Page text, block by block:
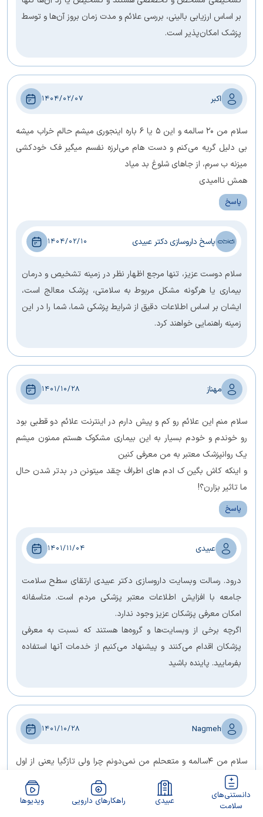
بر اساس ارزیابی بالینی، بررسی علائم و مدت زمان بروز آن‌ها و توسط
پزشک امکان‌پذیر است.
اکبر 1404/02/07
سلام من 20 سالمه و این 5 یا 6 باره اینجوری میشم حالم خراب میشه
بی دلیل گریه می‌کنم و دست هام می‌لرزه نفسم میگیر فک خودکشی
میزنه ب سرم، از جاهای شلوغ بد میاد
همش ناامیدی
پاسخ
پاسخ داروسازی دکتر عبیدی 1404/02/10
سلام دوست عزیز، تنها مرجع اظهار نظر در زمینه تشخیص و درمان
بیماری یا هرگونه مشکل مربوط به سلامتی، پزشک معالج است،
ایشان بر اساس اطلاعات دقیق از شرایط پزشکی شما، شما را در این
زمینه راهنمایی خواهند کرد.
مهناز 1401/10/28
سلام منم اين علائم رو كم و پیش دارم در اینترنت علائم دو قطبی بود
رو خوندم و خودم بسیار به این بیماری مشکوک هستم ممنون میشم
یک روانپزشک معتبر به من معرفی کنین
و اینکه کاش بگین ک ادم های اطراف چقد میتونن در بدتر شدن حال
ما تاثیر بزارن؟!
پاسخ
عبیدی 1401/11/04
درود. رسالت وبسایت داروسازی دکتر عبیدی ارتقای سطح سلامت
جامعه با افزایش اطلاعات معتبر پزشکی مردم است. متاسفانه
امکان معرفی پزشکان عزیز وجود ندارد.
اگرچه برخی از وبسایت‌ها و گروه‌ها هستند که نسبت به معرفی
پزشکان اقدام می‌کنند و پیشنهاد می‌کنیم از خدمات آنها استفاده
بفرمایید. پاینده باشید
Nagmeh
1401/10/28
سلام من ۴سالمه و متعحلم من نمی‌دونم چرا ولی تازگیا یعنی از اول
ازدواجم دچار یک خود درگیری شدم و سر چیزای الکی خودم رو سرزنش
میکنم و همش ب گذشته فکر میکنم و همش فکر میکنم هیچکس حتی
همسرم هم منو دوست نداره و برای کسی مهم نیستم و چند بار خاستم
دانستنی‌های
سلامت
عبیدی راهکارهای دارویی ویدیوها